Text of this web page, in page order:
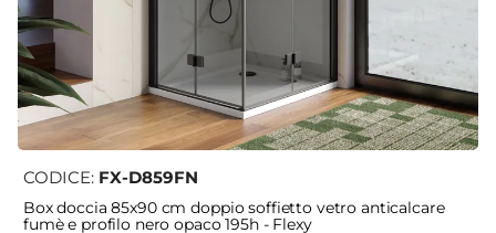
CODICE: FX-D859FN
Box doccia 85x90 cm doppio soffietto vetro anticalcare
fumè e profilo nero opaco 195h - Flexy